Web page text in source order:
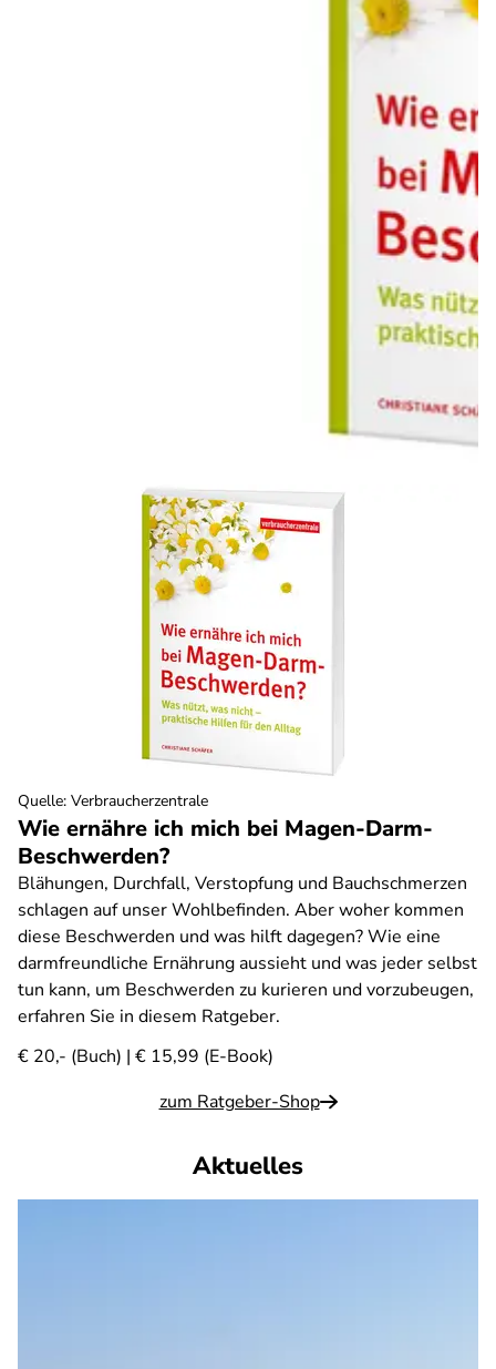
Wie ernähre ich mich bei Magen-Darm-
Beschwerden?
Blähungen, Durchfall, Verstopfung und Bauchschmerzen
schlagen auf unser Wohlbefinden. Aber woher kommen
diese Beschwerden und was hilft dagegen? Wie eine
darmfreundliche Ernährung aussieht und was jeder selbst
tun kann, um Beschwerden zu kurieren und vorzubeugen,
erfahren Sie in diesem Ratgeber.
€ 20,- (Buch) | € 15,99 (E-Book)
zum Ratgeber-Shop
Quelle: Verbraucherzentrale
Aktuelles